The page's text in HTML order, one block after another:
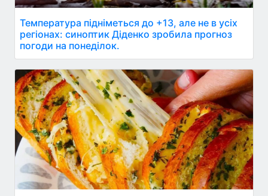
Температура підніметься до +13, але не в усіх
регіонах: синоптик Діденко зробила прогноз
погоди на понеділок.